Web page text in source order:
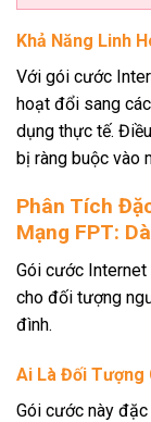
Khả Năng Linh
Với gói cước
hoạt đổi sang
dụng thực tế.
bị ràng buộc vào
Phân Tích
Mạng FPT:
Gói cước
cho đối tượng
đình.
Ai Là Đối Tượng
Gói cước này